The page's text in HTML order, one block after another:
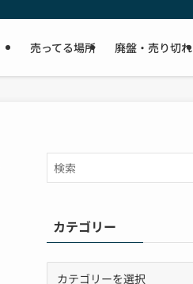
売ってる場所 廃盤・売り切れ
カテゴリー